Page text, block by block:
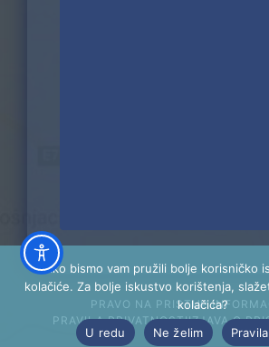
PRAVO NA PRISTUP
PRAVILA PRIVATNOSTIIZJAVA O
Kako bismo vam pružili bolje korisničko
kolačiće. Za bolje iskustvo korištenja,
kolačića?
U redu
Ne želim